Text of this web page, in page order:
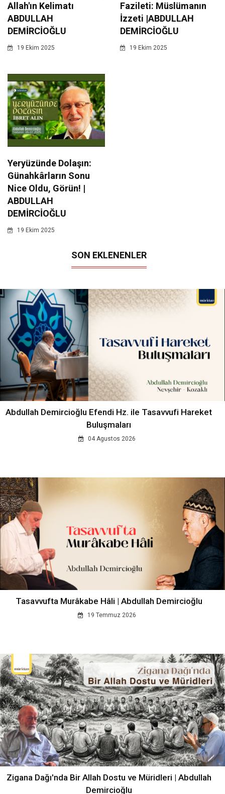
Allah'ın Kelimatı
ABDULLAH
DEMİRCİOĞLU
19 Ekim 2025
Fazileti: Müslümanın
İzzeti |ABDULLAH
DEMİRCİOĞLU
19 Ekim 2025
Yeryüzünde Dolaşın:
Günahkârların Sonu
Nice Oldu, Görün! |
ABDULLAH
DEMİRCİOĞLU
19 Ekim 2025
SON EKLENENLER
Abdullah Demircioğlu Efendi Hz. ile Tasavvufi Hareket
Buluşmaları
04 Agustos 2026
Tasavvufta Murâkabe Hâli | Abdullah Demircioğlu
19 Temmuz 2026
Zigana Dağı'nda Bir Allah Dostu ve Müridleri | Abdullah
Demircioğlu